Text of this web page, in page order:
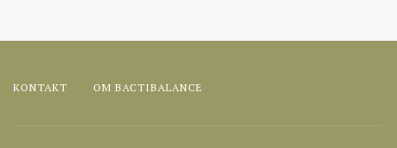
KONTAKT OM BACTIBALANCE